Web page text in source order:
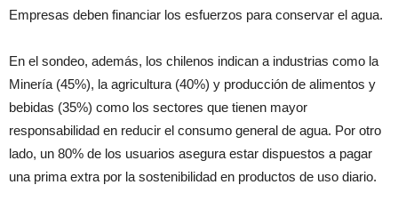
Empresas deben financiar los esfuerzos para conservar el agua.
En el sondeo, además, los chilenos indican a industrias como la
Minería (45%), la agricultura (40%) y producción de alimentos y
bebidas (35%) como los sectores que tienen mayor
responsabilidad en reducir el consumo general de agua. Por otro
lado, un 80% de los usuarios asegura estar dispuestos a pagar
una prima extra por la sostenibilidad en productos de uso diario.